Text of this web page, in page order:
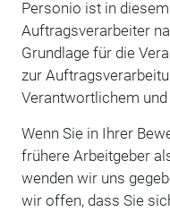
Personio ist in
Auftragsverarbeiter
Grundlage für die
zur
Verantwortlichem
Wenn Sie in Ihrer
frühere Arbeitgeber
wenden wir uns
wir offen, dass Sie